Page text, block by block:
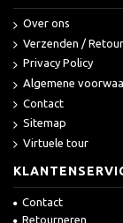
Over ons
Verzenden /
Privacy Policy
Algemene
Contact
Sitemap
Virtuele tour
Contact
Retourneren